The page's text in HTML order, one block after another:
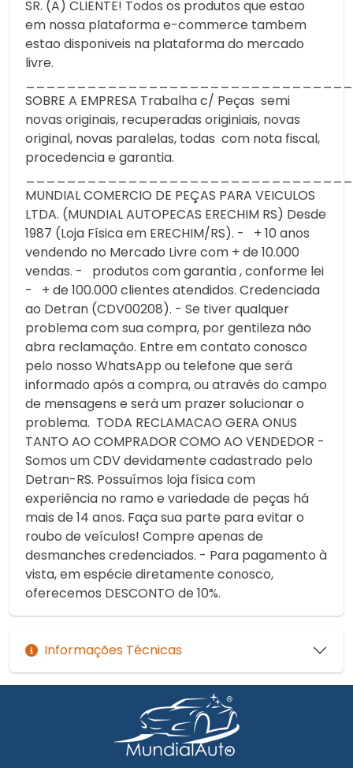
SR. (A) CLIENTE! Todos os produtos que estao
em nossa plataforma e-commerce tambem
estao disponiveis na plataforma do mercado
livre.
SOBRE A EMPRESA Trabalha c/ Peças semi
novas originais, recuperadas originiais, novas
original, novas paralelas, todas com nota fiscal,
procedencia e garantia.
MUNDIAL COMERCIO DE PEÇAS PARA VEICULOS
LTDA. (MUNDIAL AUTOPECAS ERECHIM RS) Desde
1987 (Loja Física em ERECHIM/RS). - + 10 anos
vendendo no Mercado Livre com + de 10.000
vendas. - produtos com garantia , conforme lei
- + de 100.000 clientes atendidos. Credenciada
ao Detran (CDV00208). - Se tiver qualquer
problema com sua compra, por gentileza não
abra reclamação. Entre em contato conosco
pelo nosso WhatsApp ou telefone que será
informado após a compra, ou através do campo
de mensagens e será um prazer solucionar o
problema. TODA RECLAMACAO GERA ONUS
TANTO AO COMPRADOR COMO AO VENDEDOR -
Somos um CDV devidamente cadastrado pelo
Detran-RS. Possuímos loja física com
experiência no ramo e variedade de peças há
mais de 14 anos. Faça sua parte para evitar o
roubo de veículos! Compre apenas de
desmanches credenciados. - Para pagamento à
vista, em espécie diretamente conosco,
oferecemos DESCONTO de 10%.
Informações Técnicas